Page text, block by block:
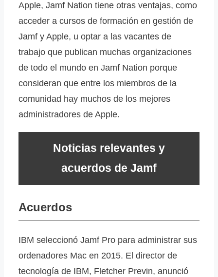
Apple, Jamf Nation tiene otras ventajas, como
acceder a cursos de formación en gestión de
Jamf y Apple, u optar a las vacantes de
trabajo que publican muchas organizaciones
de todo el mundo en Jamf Nation porque
consideran que entre los miembros de la
comunidad hay muchos de los mejores
administradores de Apple.
Noticias relevantes y
acuerdos de Jamf
Acuerdos
IBM seleccionó Jamf Pro para administrar sus
ordenadores Mac en 2015. El director de
tecnología de IBM, Fletcher Previn, anunció